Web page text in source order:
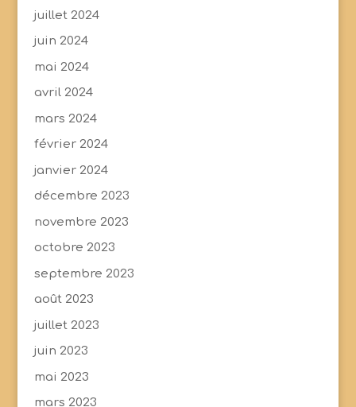
juillet 2024
juin 2024
mai 2024
avril 2024
mars 2024
février 2024
janvier 2024
décembre 2023
novembre 2023
octobre 2023
septembre 2023
août 2023
juillet 2023
juin 2023
mai 2023
mars 2023